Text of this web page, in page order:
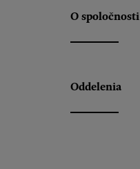
O spoločnosti
Oddelenia